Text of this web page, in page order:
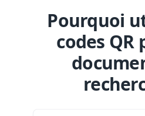
Pourquoi
codes QR